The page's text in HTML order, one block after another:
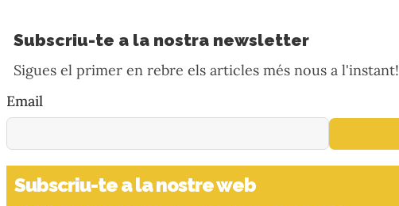
Subscriu-te a la nostra newsletter
Sigues el primer en rebre els articles més nous a l'instant!
Email
Subscriu-te a la nostre web